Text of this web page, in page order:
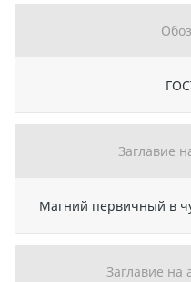
Заглавие
Магний первичный в
Заглавие на